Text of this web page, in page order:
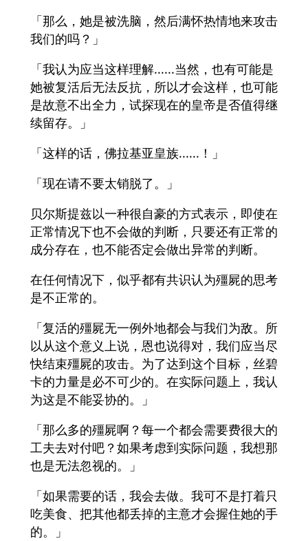
「那么，她是被洗脑，然后满怀热情地来攻击
我们的吗？」
「我认为应当这样理解......当然，也有可能是
她被复活后无法反抗，所以才会这样，也可能
是故意不出全力，试探现在的皇帝是否值得继
续留存。」
「这样的话，佛拉基亚皇族......！」
「现在请不要太销脱了。」
贝尔斯提兹以一种很自豪的方式表示，即使在
正常情况下也不会做的判断，只要还有正常的
成分存在，也不能否定会做出异常的判断。
在任何情况下，似乎都有共识认为殭屍的思考
是不正常的。
「复活的殭屍无一例外地都会与我们为敌。所
以从这个意义上说，恩也说得对，我们应当尽
快结束殭屍的攻击。为了达到这个目标，丝碧
卡的力量是必不可少的。在实际问题上，我认
为这是不能妥协的。」
「那么多的殭屍啊？每一个都会需要费很大的
工夫去对付吧？如果考虑到实际问题，我想那
也是无法忽视的。」
「如果需要的话，我会去做。我可不是打着只
吃美食、把其他都丢掉的主意才会握住她的手
的。」